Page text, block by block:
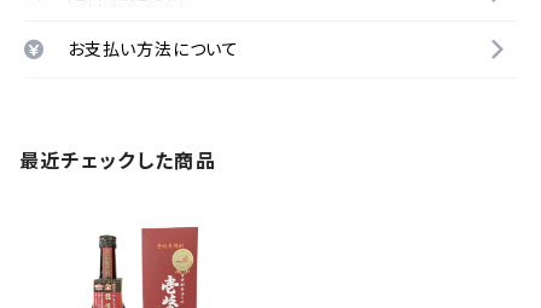
お支払い方法について
最近チェックした商品